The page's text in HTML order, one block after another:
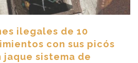
ilegales de 10
con sus picós
jaque sistema de